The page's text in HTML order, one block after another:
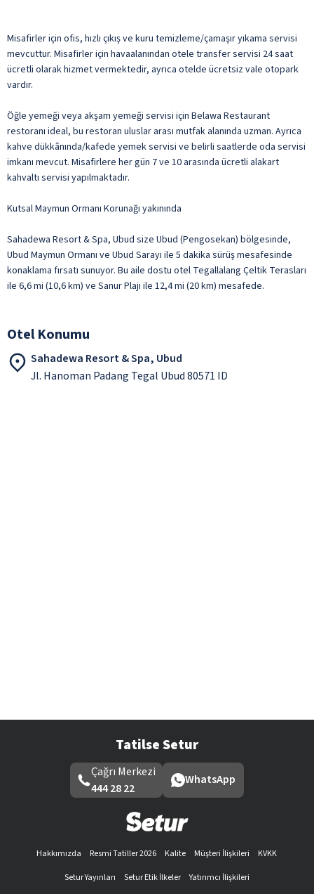
Misafirler için ofis, hızlı çıkış ve kuru temizleme/çamaşır yıkama servisi
mevcuttur. Misafirler için havaalanından otele transfer servisi 24 saat
ücretli olarak hizmet vermektedir, ayrıca otelde ücretsiz vale otopark
vardır.
Öğle yemeği veya akşam yemeği servisi için Belawa Restaurant
restoranı ideal, bu restoran uluslar arası mutfak alanında uzman. Ayrıca
kahve dükkânında/kafede yemek servisi ve belirli saatlerde oda servisi
imkanı mevcut. Misafirlere her gün 7 ve 10 arasında ücretli alakart
kahvaltı servisi yapılmaktadır.
Kutsal Maymun Ormanı Korunağı yakınında
Sahadewa Resort & Spa, Ubud size Ubud (Pengosekan) bölgesinde,
Ubud Maymun Ormanı ve Ubud Sarayı ile 5 dakika sürüş mesafesinde
konaklama fırsatı sunuyor. Bu aile dostu otel Tegallalang Çeltik Terasları
ile 6,6 mi (10,6 km) ve Sanur Plajı ile 12,4 mi (20 km) mesafede.
Otel Konumu
Sahadewa Resort & Spa, Ubud
Jl. Hanoman Padang Tegal Ubud 80571 ID
Tatilse Setur
Çağrı Merkezi
444 28 22
WhatsApp
Hakkımızda Resmi Tatiller 2026 Kalite Müşteri İlişkileri
KVKK
Setur Yayınları
Setur Etik İlkeler
Yatırımcı İlişkileri